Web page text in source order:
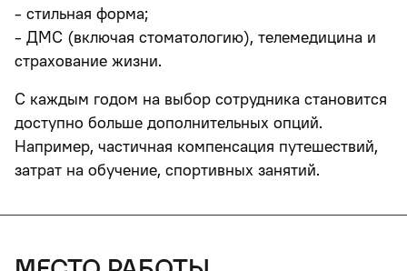
- стильная форма;
- ДМС (включая стоматологию), телемедицина и
страхование жизни.
С каждым годом на выбор сотрудника становится
доступно больше дополнительных опций.
Например, частичная компенсация путешествий,
затрат на обучение, спортивных занятий.